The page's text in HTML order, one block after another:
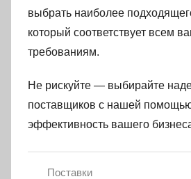
выбрать наиболее
который соответствует всем
требованиям.
Не рискуйте — выбирайте
поставщиков с нашей
эффективность вашего
Поставки